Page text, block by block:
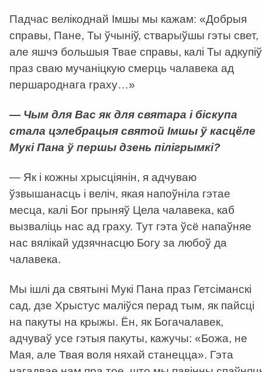
Падчас велікоднай Імшы мы кажам: «Добрыя
справы, Пане, Ты ўчыніў, стварыўшы гэты свет,
але яшчэ большыя Твае справы, калі Ты адкупіў
праз сваю мучаніцкую смерць чалавека ад
першароднага граху…»
— Чым для Вас як для святара і біскупа
стала цэлебрацыя святой Імшы ў касцёле
Мукі Пана ў першы дзень пілігрымкі?
— Як і кожны хрысціянін, я адчуваю
ўзвышанасць і веліч, якая напоўніла гэтае
месца, калі Бог прыняў Цела чалавека, каб
вызваліць нас ад граху. Тут гэта ўсё напаўняе
нас вялікай удзячнасцю Богу за любоў да
чалавека.
Мы ішлі да святыні Мукі Пана праз Гетсіманскі
сад, дзе Хрыстус маліўся перад тым, як пайсці
на пакуты на крыжы. Ён, як Богачалавек,
адчуваў усе гэтыя пакуты, кажучы: «Божа, не
Мая, але Твая воля няхай станецца». Гэта